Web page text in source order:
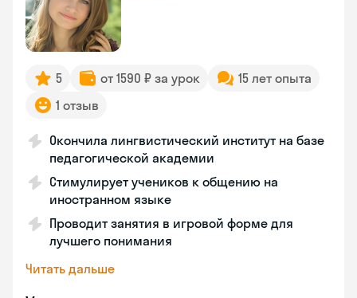
5 от 1590 ₽ за урок
15 лет опыта
1 отзыв
Окончила лингвистический институт на базе
педагогической академии
Стимулирует учеников к общению на
иностранном языке
Проводит занятия в игровой форме для
лучшего понимания
Читать дальше